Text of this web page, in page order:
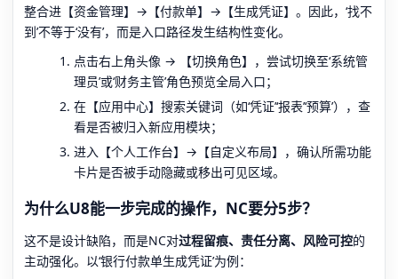
整合进【资金管理】→【付款单】→【生成凭证】。因此，‘找不
到’不等于‘没有’，而是入口路径发生结构性变化。
点击右上角头像 → 【切换角色】，尝试切换至‘系统管
理员’或‘财务主管’角色预览全局入口；
在【应用中心】搜索关键词（如‘凭证’‘报表’‘预算’），查
看是否被归入新应用模块；
进入【个人工作台】→【自定义布局】，确认所需功能
卡片是否被手动隐藏或移出可见区域。
为什么U8能一步完成的操作，NC要分5步？
这不是设计缺陷，而是NC对过程留痕、责任分离、风险可控的
主动强化。以‘银行付款单生成凭证’为例：